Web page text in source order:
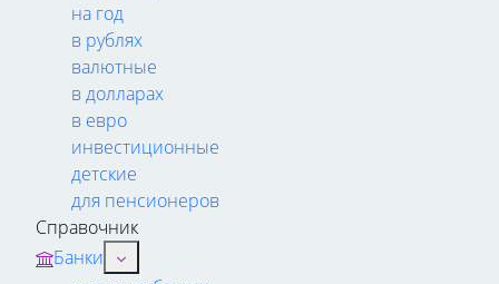
на год
в рублях
валютные
в долларах
в евро
инвестиционные
детские
для пенсионеров
Справочник
Банки